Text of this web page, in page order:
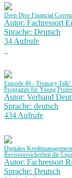
Deep Dive Financial
Autor: Fachressort
Sprache: Deutsch
34 Aufrufe
Episode 49 - Treasury
Programm für Young
Autor: Verband
Sprache: deutsch
434 Aufrufe
Digitales
Revisionssicherheit die
Autor: Fachressort
Sprache: Deutsch